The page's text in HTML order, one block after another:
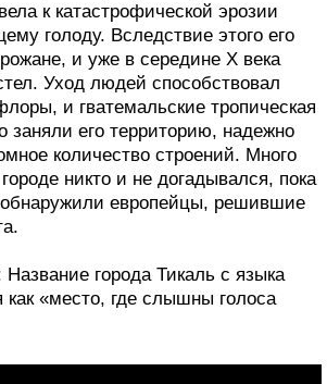
к катастрофической эрозии
голоду. Вследствие этого его
и уже в середине X века
Уход людей способствовал
и гватемальские тропическая
заняли его территорию, надежно
количество строений. Много
никто и не догадывался, пока
обнаружили европейцы, решившие
города Тикаль с языка
как «место, где слышны голоса